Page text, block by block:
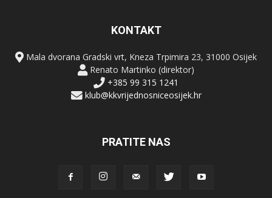
KONTAKT
Mala dvorana Gradski vrt, Kneza Trpimira 23, 31000 Osijek
Renato Martinko (direktor)
+385 99 315 1241
klub@kkvrijednosniceosijek.hr
PRATITE NAS